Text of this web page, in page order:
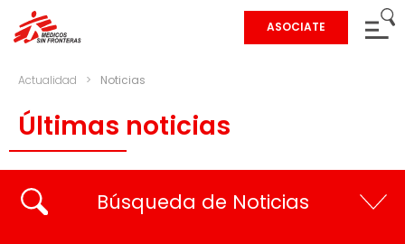
ASOCIATE
Actualidad > Noticias
Últimas noticias
Búsqueda de Noticias